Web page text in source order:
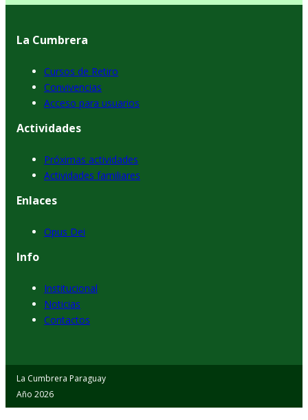
La Cumbrera
Cursos de Retiro
Convivencias
Acceso para usuarios
Actividades
Próximas actividades
Actividades familiares
Enlaces
Opus Dei
Info
Institucional
Noticias
Contactos
La Cumbrera Paraguay
Año 2026